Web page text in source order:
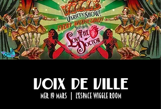
Voix de Ville
mer. 19 mars
  |
L'Espace Wiggle Room